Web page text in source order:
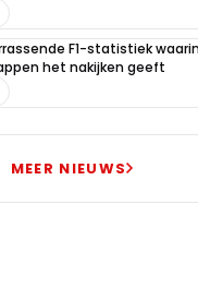
F1-statistiek
het nakijken geeft
MEER NIEUWS